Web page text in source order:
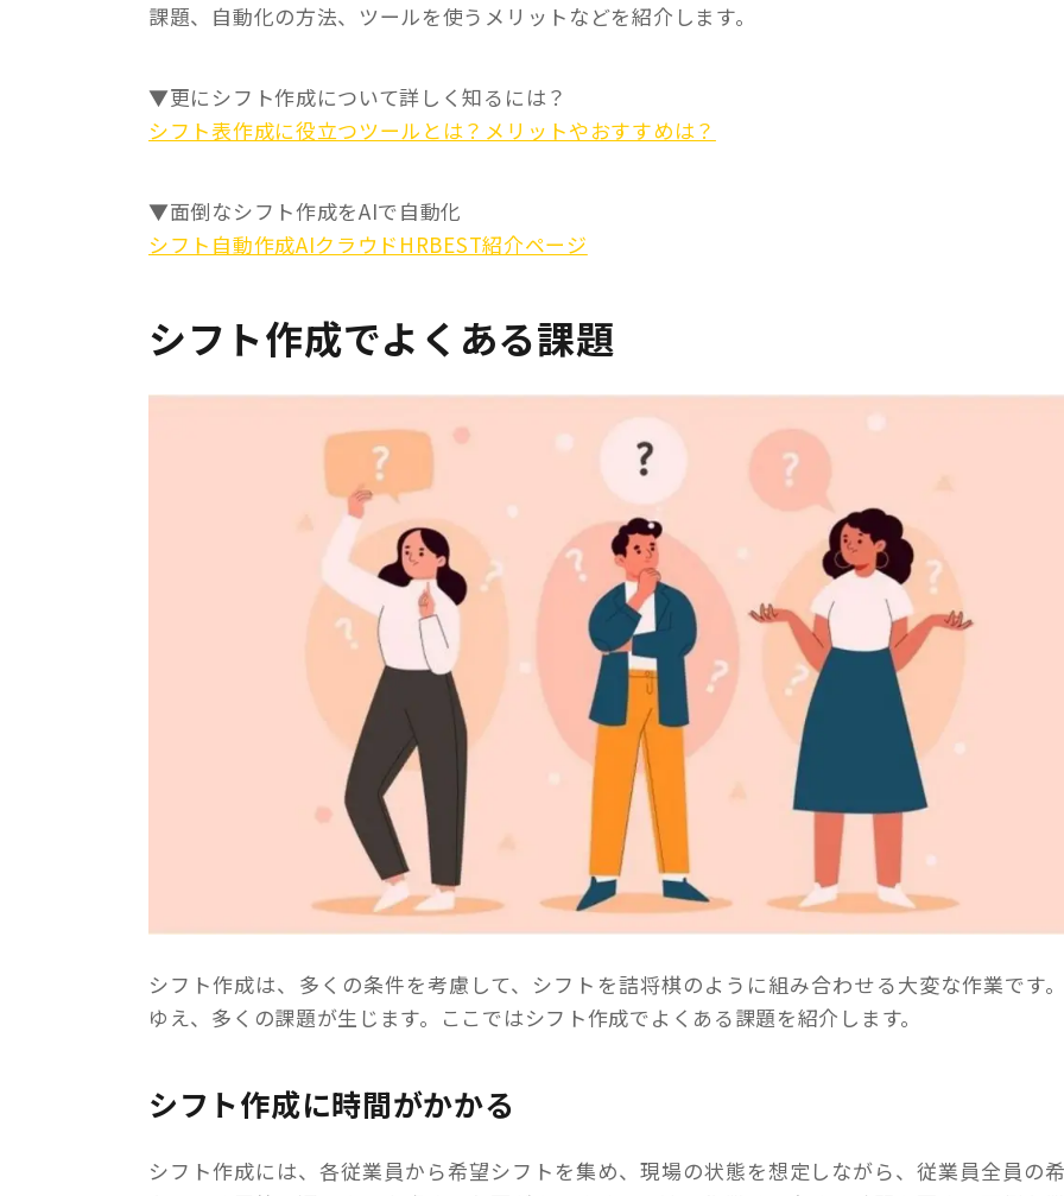
課題、自動化の方法、ツールを使うメリットなどを紹介します。
▼更にシフト作成について詳しく知るには？
シフト表作成に役立つツールとは？メリットやおすすめは？
▼面倒なシフト作成をAIで自動化
シフト自動作成AIクラウドHRBEST紹介ページ
シフト作成でよくある課題
シフト作成は、多くの条件を考慮して、シフトを詰将棋のように組み合わせる大変な作業です
ゆえ、多くの課題が生じます。ここではシフト作成でよくある課題を紹介します。
シフト作成に時間がかかる
シフト作成には、各従業員から希望シフトを集め、現場の状態を想定しながら、従業員全員の